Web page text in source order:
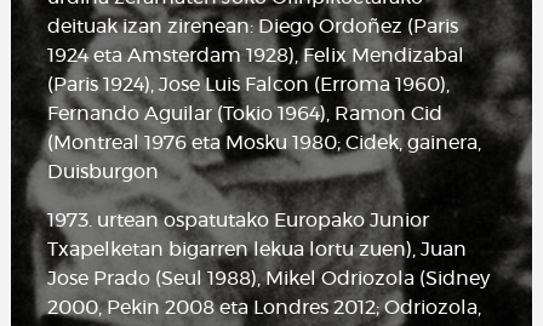
deituak izan zirenean: Diego Ordoñez (Paris
1924 eta Amsterdam 1928), Felix Mendizabal
(Paris 1924), Jose Luis Falcon (Erroma 1960),
Fernando Aguilar (Tokio 1964), Ramon Cid
(Montreal 1976 eta Mosku 1980; Cidek, gainera,
Duisburgon
1973. urtean ospatutako Europako Junior
Txapelketan bigarren lekua lortu zuen), Juan
Jose Prado (Seul 1988), Mikel Odriozola (Sidney
2000, Pekin 2008 eta Londres 2012; Odriozola,